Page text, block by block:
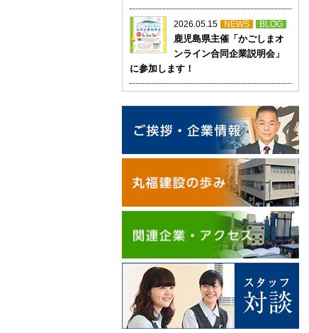
2026.05.15 NEWS BLOG
鹿児島県主催「かごしまオ
ンライン合同企業説明会」
に参加します！